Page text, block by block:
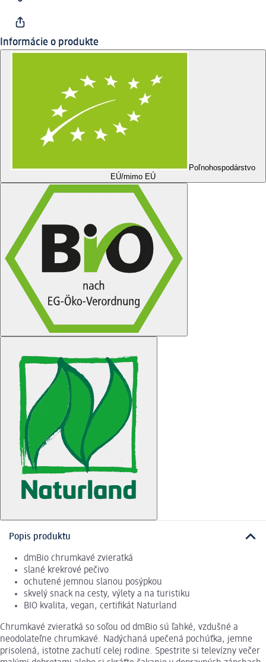
Informácie o produkte
Poľnohospodárstvo
EÚ/mimo EÚ
Popis produktu
dmBio chrumkavé zvieratká
slané krekrové pečivo
ochutené jemnou slanou posýpkou
skvelý snack na cesty, výlety a na turistiku
BIO kvalita, vegan, certifikát Naturland
Chrumkavé zvieratká so soľou od dmBio sú ľahké, vzdušné a
neodolateľne chrumkavé. Nadýchaná upečená pochúťka, jemne
prisolená, istotne zachutí celej rodine. Spestrite si televízny večer